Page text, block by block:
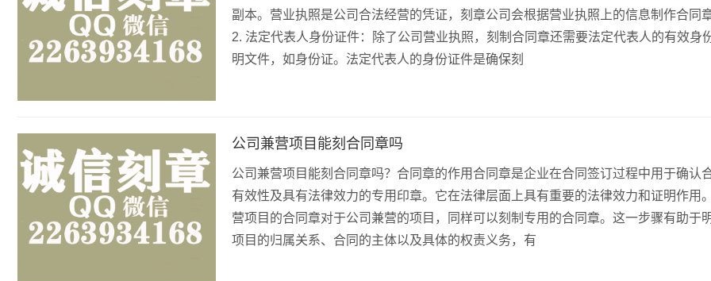
副本。营业执照是公司合法经营的凭证，刻章公司会根据营业执照上的信息制作合同章
2. 法定代表人身份证件：除了公司营业执照，刻制合同章还需要法定代表人的有效身
明文件，如身份证。法定代表人的身份证件是确保刻
公司兼营项目能刻合同章吗
公司兼营项目能刻合同章吗？合同章的作用合同章是企业在合同签订过程中用于确认
有效性及具有法律效力的专用印章。它在法律层面上具有重要的法律效力和证明作用
营项目的合同章对于公司兼营的项目，同样可以刻制专用的合同章。这一步骤有助于
项目的归属关系、合同的主体以及具体的权责义务，有